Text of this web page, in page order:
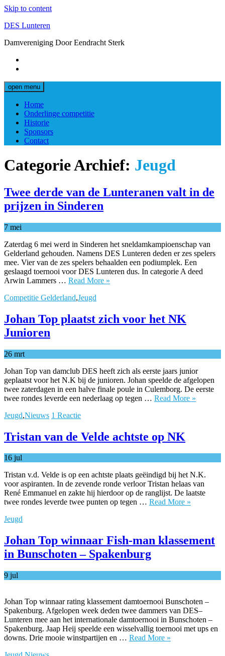
Skip to content
DES Lunteren
Damvereniging Door Eendracht Sterk
open menu
Home
Onderlinge competitie
Historie
Sponsors
Contact
Categorie Archief: Jeugd
Twee derde van de Lunteranen valt in de
prijzen in Sinderen
7 mei
Zaterdag 6 mei werd in Sinderen het sneldamkampioenschap van
Gelderland gehouden. Namens DES Lunteren deden er zes spelers
mee. Vier van de zes spelers behaalden een podiumplek. Een
geslaagd toernooi voor DES Lunteren dus. In categorie A deed
Arwin Lammers … Read More »
Competitie Gelderland,Jeugd
Johan Top plaatst zich voor het NK
Junioren
26 mrt
Johan Top van damclub DES heeft zich als eerste jaars junior
geplaatst voor het N.K bij de junioren. Johan speelde de afgelopen
twee zaterdagen in een halve finale poule in Culemborg. De eerste
twee rondes leverde een nederlaag op tegen … Read More »
Jeugd,Nieuws 1 Reactie
Tristan van de Velde achtste op NK
16 jul
Tristan v.d. Velde is op een achtste plaats geëindigd bij het N.K.
voor aspiranten. In de zevende ronde verloor Tristan helaas van
René Emmanuel en zakte hij hierdoor op de ranglijst. De laatste
twee rondes leverde twee punten op tegen … Read More »
Jeugd
Johan Top winnaar Fish-man klassement
in Bunschoten – Spakenburg
9 jul
Johan Top winnaar rating klassement damtoernooi Bunschoten –
Spakenburg. Afgelopen week deden twee dammers van DES–
Lunteren mee aan het internationale damtoernooi in Bunschoten –
Spakenburg. Jaap Heij speelde een wisselvallig toernooi met ups en
downs. Drie mooie winstpartijen en … Read More »